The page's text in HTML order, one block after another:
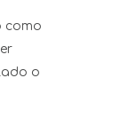
como
o